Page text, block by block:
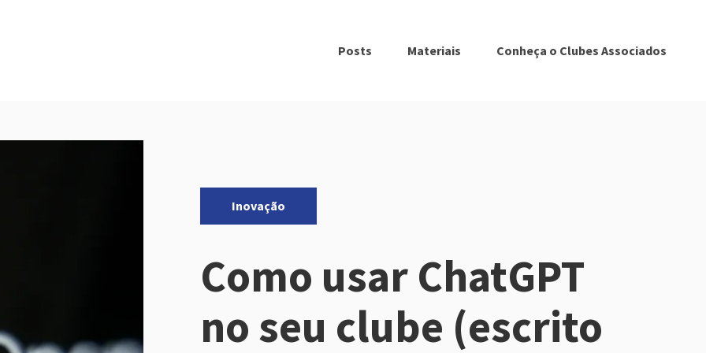
Posts Materiais Conheça o Clubes Associados
Inovação
Como usar ChatGPT
no seu clube (escrito